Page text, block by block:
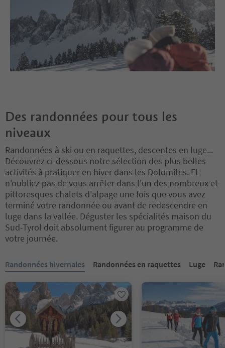
Des randonnées pour tous les
niveaux
Randonnées à ski ou en raquettes, descentes en luge...
Découvrez ci-dessous notre sélection des plus belles
activités à pratiquer en hiver dans les Dolomites. Et
n'oubliez pas de vous arrêter dans l'un des nombreux et
pittoresques chalets d'alpage une fois que vous avez
terminé votre randonnée ou avant de redescendre en
luge dans la vallée. Déguster les spécialités maison du
Sud-Tyrol doit absolument figurer au programme de
votre journée.
Vous êtes sur un curseur à onglets. Sélectionnez un onglet
Randonnées hivernales Randonnées en raquettes Luge